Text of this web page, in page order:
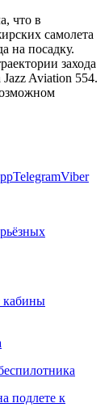
что в
самолета
на посадку.
захода
Aviation 554.
TelegramViber
кабины
подлете к